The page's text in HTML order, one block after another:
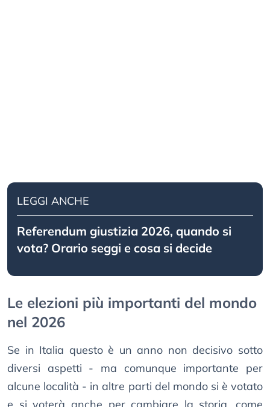
LEGGI ANCHE
Referendum giustizia 2026, quando si
vota? Orario seggi e cosa si decide
Le elezioni più importanti del mondo
nel 2026
Se in Italia questo è un anno non decisivo sotto
diversi aspetti - ma comunque importante per
alcune località - in altre parti del mondo si è votato